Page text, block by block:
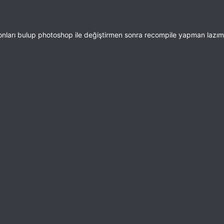
bulup photoshop ile değiştirmen sonra recompile yapman